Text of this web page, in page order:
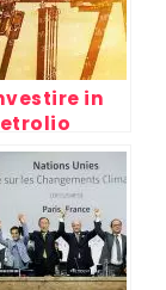
in